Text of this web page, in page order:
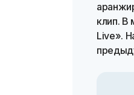
клип. В
Live».